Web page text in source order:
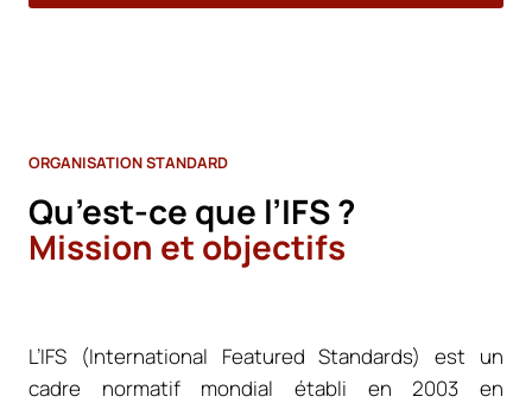
ORGANISATION STANDARD
Qu’est-ce que l’IFS ?
Mission et objectifs
L’IFS (International Featured Standards) est un
cadre normatif mondial établi en 2003 en